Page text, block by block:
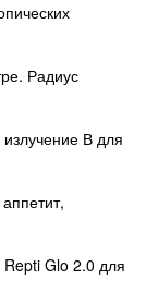
Радиус
В для
Repti Glo 2.0 для